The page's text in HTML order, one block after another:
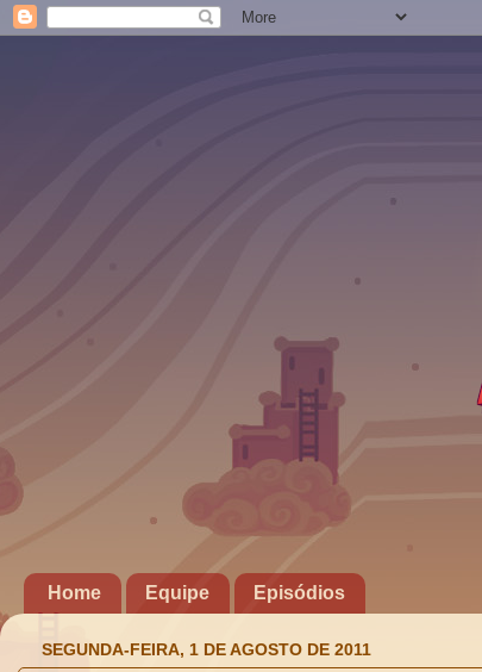
Home Equipe Episódios
SEGUNDA-FEIRA, 1 DE AGOSTO DE 2011